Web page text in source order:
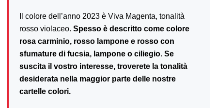
Il colore dell’anno 2023 è Viva Magenta, tonalità
rosso violaceo. Spesso è descritto come colore
rosa carminio, rosso lampone e rosso con
sfumature di fucsia, lampone o ciliegio. Se
suscita il vostro interesse, troverete la tonalità
desiderata nella maggior parte delle nostre
cartelle colori.